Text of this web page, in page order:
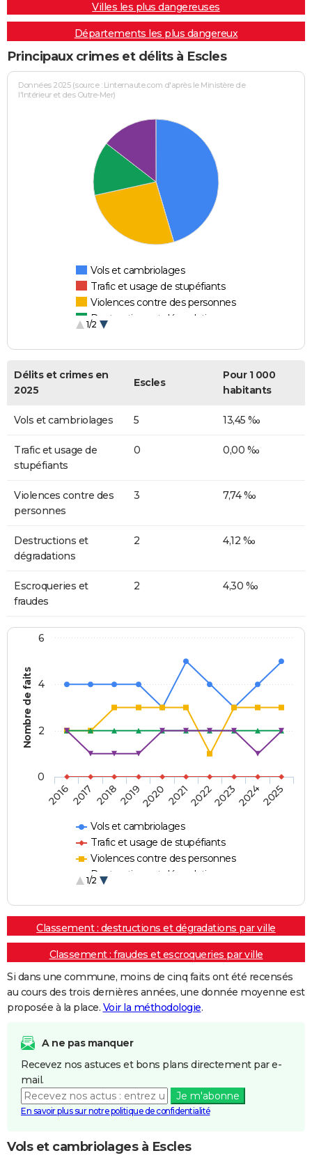
Villes les plus dangereuses
Départements les plus dangereux
Principaux crimes et délits à Escles
Données 2025 (source : Linternaute.com d'après le Ministère de
l'Intérieur et des Outre-Mer)
Vols et cambriolages
Trafic et usage de stupéfiants
Violences contre des personnes
Destructions et dégradations
1/2
Délits et crimes en
2025
Escles
Pour 1 000
habitants
Vols et cambriolages 5 13,45 ‰
Trafic et usage de
stupéfiants
0 0,00 ‰
Violences contre des
personnes
3 7,74 ‰
Destructions et
dégradations
2 4,12 ‰
Escroqueries et
fraudes
2 4,30 ‰
Nombre de faits
Vols et cambriolages
Trafic et usage de stupéfiants
Violences contre des personnes
Destructions et dégradations
1/2
20162017 20182019202020212022202320242025
0
2
4
6
Classement : destructions et dégradations par ville
Classement : fraudes et escroqueries par ville
Si dans une commune, moins de cinq faits ont été recensés
au cours des trois dernières années, une donnée moyenne est
proposée à la place. Voir la méthodologie.
A ne pas manquer
Recevez nos astuces et bons plans directement par e-
mail.
Je m'abonne
En savoir plus sur notre politique de confidentialité
Vols et cambriolages à Escles